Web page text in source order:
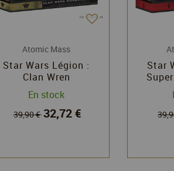
Atomic Mass
Star Wars Légion :
Clan Wren
Mandalorians​ (2026) -
Extension d'unité
En stock
39,90 €32,72 €
Star